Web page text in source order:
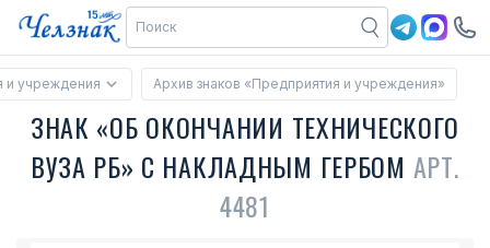
и учреждения Архив знаков «Предприятия и учреждения»
ЗНАК «ОБ ОКОНЧАНИИ ТЕХНИЧЕСКОГО
ВУЗА РБ» С НАКЛАДНЫМ ГЕРБОМ АРТ.
4481